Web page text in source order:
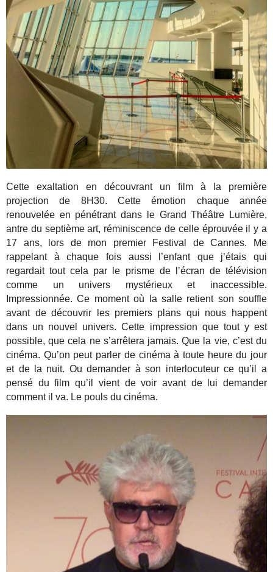
Cette exaltation en découvrant un film à la première
projection de 8H30. Cette émotion chaque année
renouvelée en pénétrant dans le Grand Théâtre Lumière,
antre du septième art, réminiscence de celle éprouvée il y a
17 ans, lors de mon premier Festival de Cannes. Me
rappelant à chaque fois aussi l’enfant que j’étais qui
regardait tout cela par le prisme de l’écran de télévision
comme un univers mystérieux et inaccessible.
Impressionnée. Ce moment où la salle retient son souffle
avant de découvrir les premiers plans qui nous happent
dans un nouvel univers. Cette impression que tout y est
possible, que cela ne s’arrêtera jamais. Que la vie, c’est du
cinéma. Qu’on peut parler de cinéma à toute heure du jour
et de la nuit. Ou demander à son interlocuteur ce qu’il a
pensé du film qu’il vient de voir avant de lui demander
comment il va. Le pouls du cinéma.